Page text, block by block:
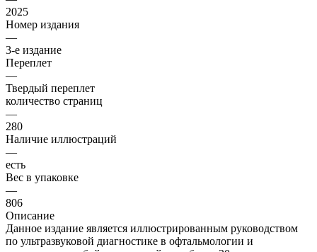
2025
Номер издания
—
3-е издание
Переплет
—
Твердый переплет
количество страниц
—
280
Наличие иллюстраций
—
есть
Вес в упаковке
—
806
Описание
Данное издание является иллюстрированным руководством
по ультразвуковой диагностике в офтальмологии и